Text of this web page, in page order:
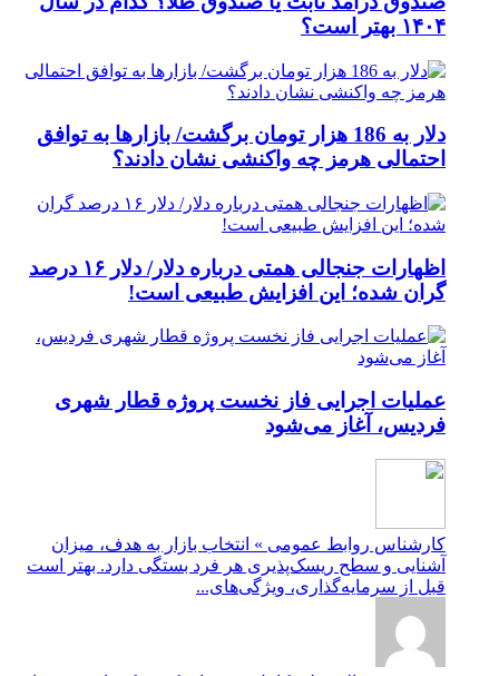
۱۴۰۴ بهتر است؟
دلار به 186 هزار تومان برگشت/ بازارها به توافق
احتمالی هرمز چه واکنشی نشان دادند؟
اظهارات جنجالی همتی درباره دلار/ دلار ۱۶ درصد
گران شده؛ این افزایش طبیعی است!
عملیات اجرایی فاز نخست پروژه قطار شهری
فردیس، آغاز می‌شود
کارشناس روابط عمومی » انتخاب بازار به هدف، میزان
آشنایی و سطح ریسک‌پذیری هر فرد بستگی دارد. بهتر است
قبل از سرمایه‌گذاری، ویژگی‌های...